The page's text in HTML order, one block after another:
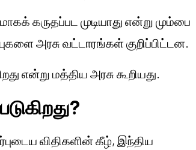
கருதப்பட முடியாது என்று மும்பை
அரசு வட்டாரங்கள் குறிப்பிட்டன.
என்று மத்திய அரசு கூறியது.
விதிகளின் கீழ், இந்திய